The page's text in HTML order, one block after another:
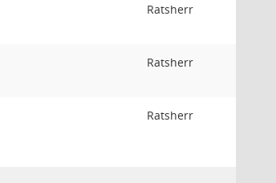
Ratsherr
Ratsherr
Ratsherr